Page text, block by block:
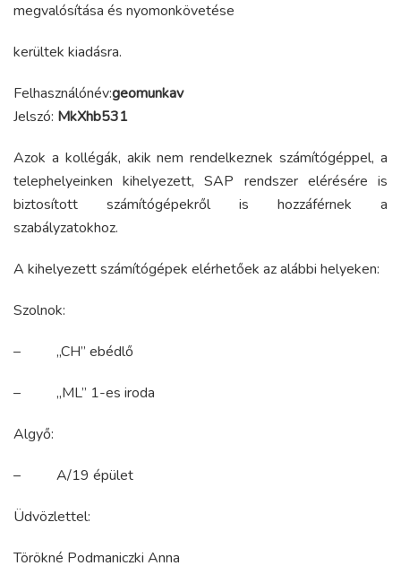
megvalósítása és nyomonkövetése
kerültek kiadásra.
Felhasználónév:geomunkav
Jelszó: MkXhb531
Azok a kollégák, akik nem rendelkeznek számítógéppel, a
telephelyeinken kihelyezett, SAP rendszer elérésére is
biztosított számítógépekről is hozzáférnek a
szabályzatokhoz.
A kihelyezett számítógépek elérhetőek az alábbi helyeken:
Szolnok:
– „CH” ebédlő
– „ML” 1-es iroda
Algyő:
– A/19 épület
Üdvözlettel:
Törökné Podmaniczki Anna